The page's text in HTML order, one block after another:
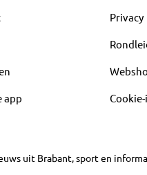
app
Privacy
uit Brabant, sport en